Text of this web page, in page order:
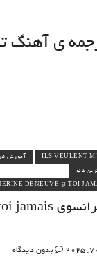
ی آهنگ
ILS VEULENT
آموزش
دنو
بدون دیدگاه